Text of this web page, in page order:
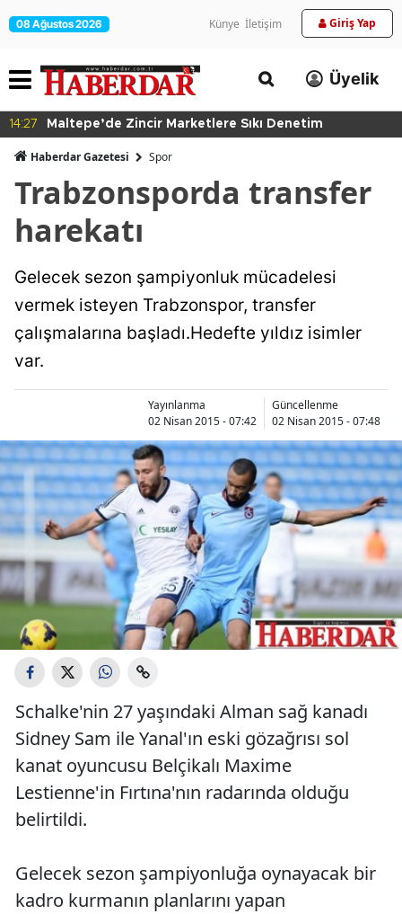
08 Ağustos 2026 Künye İletişim Giriş Yap
Üyelik
14:27 Maltepe’de Zincir Marketlere Sıkı Denetim
Haberdar Gazetesi Spor
Trabzonsporda transfer
harekatı
Gelecek sezon şampiyonluk mücadelesi
vermek isteyen Trabzonspor, transfer
çalışmalarına başladı.Hedefte yıldız isimler
var.
Yayınlanma
02 Nisan 2015 - 07:42
Güncellenme
02 Nisan 2015 - 07:48
Schalke'nin 27 yaşındaki Alman sağ kanadı
Sidney Sam ile Yanal'ın eski gözağrısı sol
kanat oyuncusu Belçikalı Maxime
Lestienne'in Fırtına'nın radarında olduğu
belirtildi.
Gelecek sezon şampiyonluğa oynayacak bir
kadro kurmanın planlarını yapan